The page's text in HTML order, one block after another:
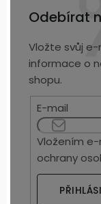
Odebírat
Vložte svůj
informace o
shopu.
E-mail
Vložením
ochrany